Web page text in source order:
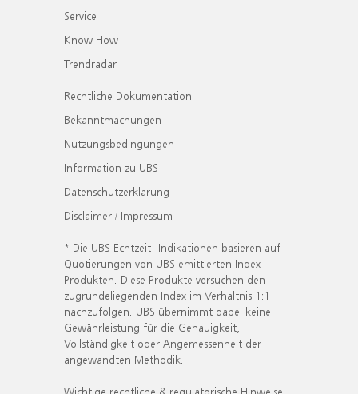
Service
Know How
Trendradar
Rechtliche Dokumentation
Bekanntmachungen
Nutzungsbedingungen
Information zu UBS
Datenschutzerklärung
Disclaimer / Impressum
* Die UBS Echtzeit- Indikationen basieren auf
Quotierungen von UBS emittierten Index-
Produkten. Diese Produkte versuchen den
zugrundeliegenden Index im Verhältnis 1:1
nachzufolgen. UBS übernimmt dabei keine
Gewährleistung für die Genauigkeit,
Vollständigkeit oder Angemessenheit der
angewandten Methodik.